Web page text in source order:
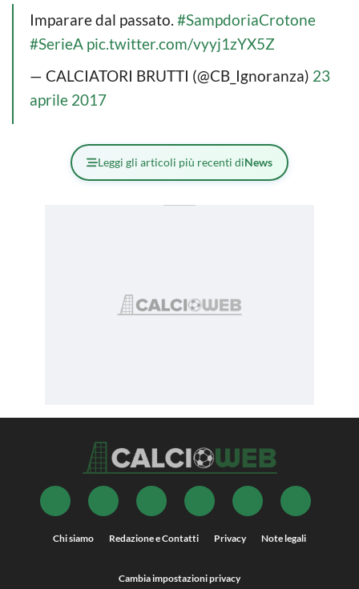
Imparare dal passato. #SampdoriaCrotone
#SerieA pic.twitter.com/vyyj1zYX5Z
— CALCIATORI BRUTTI (@CB_Ignoranza) 23
aprile 2017
Leggi gli articoli più recenti diNews
Chi siamo Redazione e Contatti Privacy Note legali
Cambia impostazioni privacy